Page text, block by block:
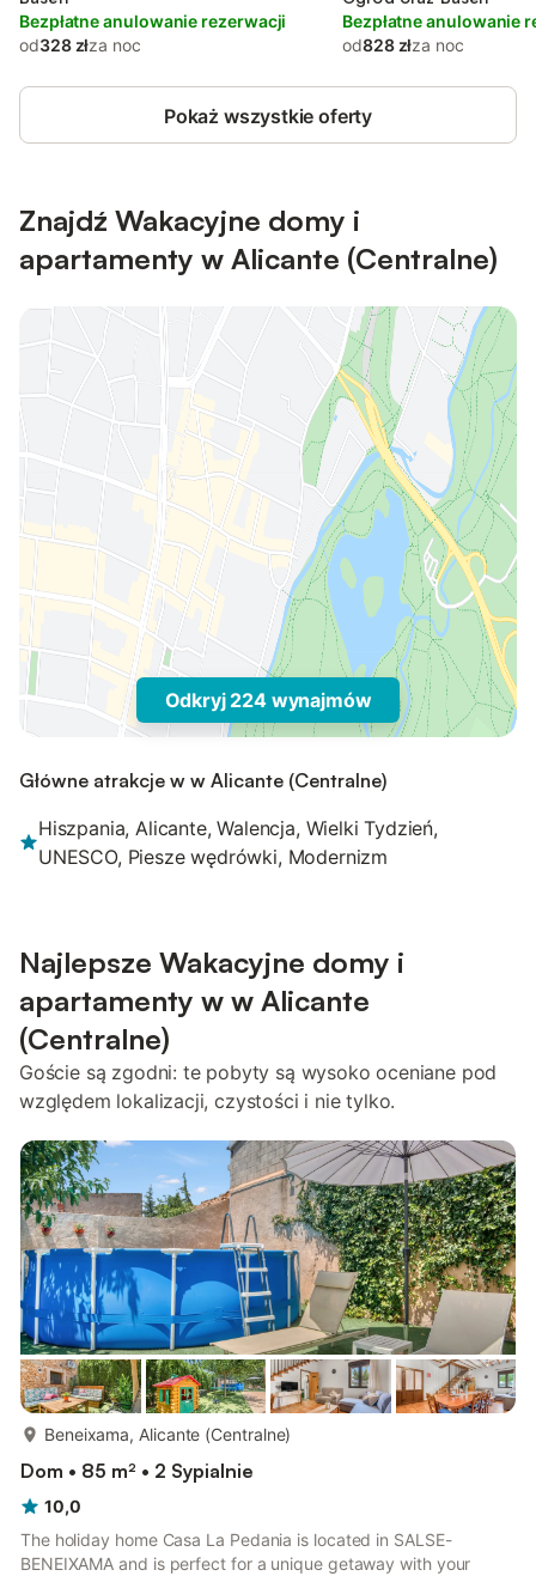
Bezpłatne anulowanie rezerwacji
od328 złza noc
Bezpłatne anulowanie
od828 złza noc
Pokaż wszystkie oferty
Znajdź Wakacyjne domy i
apartamenty w Alicante (Centralne)
Odkryj 224 wynajmów
Główne atrakcje w w Alicante (Centralne)
Hiszpania, Alicante, Walencja, Wielki Tydzień,
UNESCO, Piesze wędrówki, Modernizm
Najlepsze Wakacyjne domy i
apartamenty w w Alicante
(Centralne)
Goście są zgodni: te pobyty są wysoko oceniane pod
względem lokalizacji, czystości i nie tylko.
Beneixama, Alicante (Centralne)
Dom • 85 m² • 2 Sypialnie
10,0
The holiday home Casa La Pedania is located in SALSE-
BENEIXAMA and is perfect for a unique getaway with your